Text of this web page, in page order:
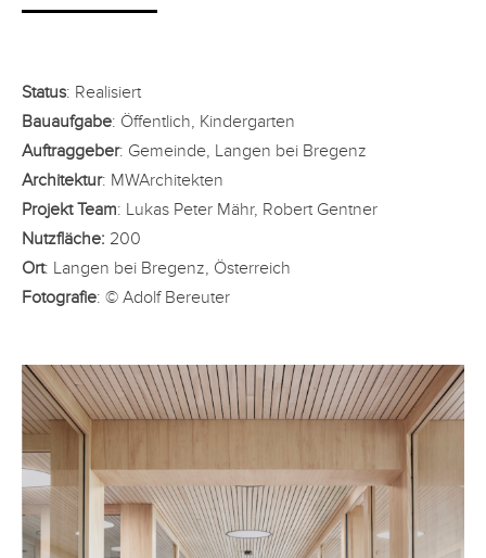
Status: Realisiert
Bauaufgabe: Öffentlich, Kindergarten
Auftraggeber: Gemeinde, Langen bei Bregenz
Architektur: MWArchitekten
Projekt Team: Lukas Peter Mähr, Robert Gentner
Nutzfläche: 200
Ort: Langen bei Bregenz, Österreich
Fotografie: © Adolf Bereuter